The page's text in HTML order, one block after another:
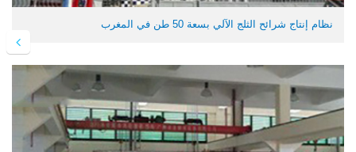
نظام إنتاج شرائح الثلج الآلي بسعة 50 طن في المغرب